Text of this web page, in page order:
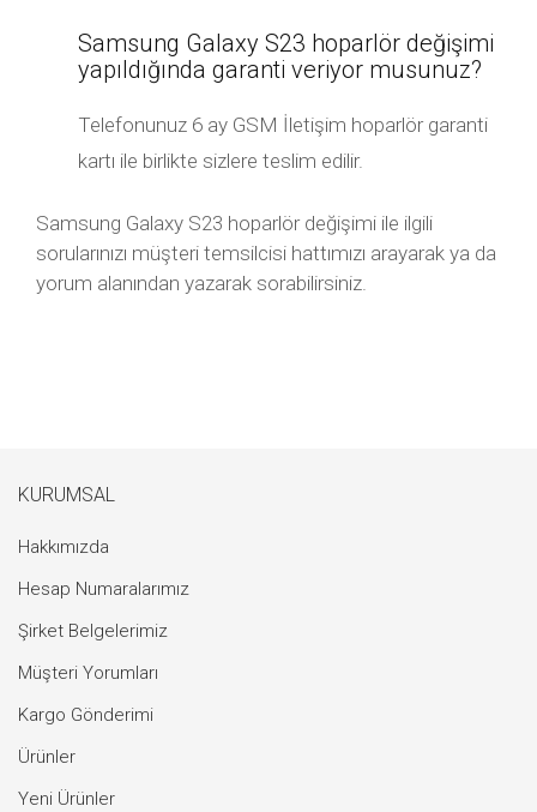
Samsung Galaxy S23 hoparlör değişimi
yapıldığında garanti veriyor musunuz?
Telefonunuz 6 ay GSM İletişim hoparlör garanti
kartı ile birlikte sizlere teslim edilir.
Samsung Galaxy S23 hoparlör değişimi ile ilgili
sorularınızı müşteri temsilcisi hattımızı arayarak ya da
yorum alanından yazarak sorabilirsiniz.
KURUMSAL
Hakkımızda
Hesap Numaralarımız
Şirket Belgelerimiz
Müşteri Yorumları
Kargo Gönderimi
Ürünler
Yeni Ürünler